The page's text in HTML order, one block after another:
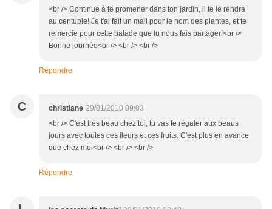
<br /> Continue à te promener dans ton jardin, il te le rendra
au centuple! Je t'ai fait un mail pour le nom des plantes, et te
remercie pour cette balade que tu nous fais partager!<br />
Bonne journée<br /> <br /> <br />
Répondre
C christiane 29/01/2010 09:03
<br /> C'est très beau chez toi, tu vas te régaler aux beaus
jours avec toutes ces fleurs et ces fruits. C'est plus en avance
que chez moi<br /> <br /> <br />
Répondre